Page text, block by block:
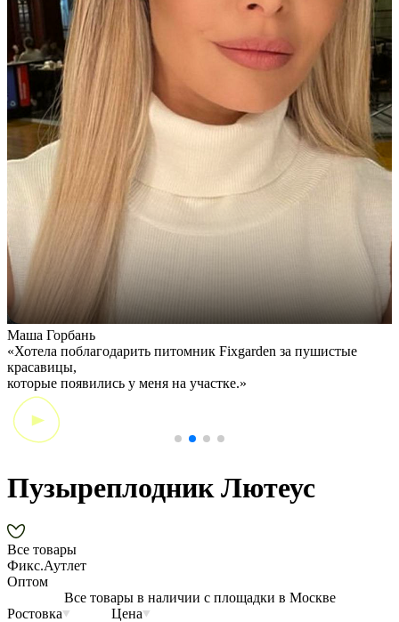
Маша Горбань
«Хотела поблагодарить питомник Fixgarden за пушистые
красавицы,
которые появились у меня на участке.»
Пузыреплодник Лютеус
Все товары
Фикс.Аутлет
Оптом
Все товары в наличии с площадки в Москве
Ростовка
Цена